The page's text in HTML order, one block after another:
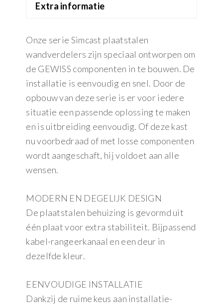
Extra informatie
Onze serie Simcast plaatstalen
wandverdelers zijn speciaal ontworpen om
de GEWISS componenten in te bouwen. De
installatie is eenvoudig en snel. Door de
opbouw van deze serie is er voor iedere
situatie een passende oplossing te maken
en is uitbreiding eenvoudig. Of deze kast
nu voorbedraad of met losse componenten
wordt aangeschaft, hij voldoet aan alle
wensen.
MODERN EN DEGELIJK DESIGN
De plaatstalen behuizing is gevormd uit
één plaat voor extra stabiliteit. Bijpassend
kabel-rangeerkanaal en een deur in
dezelfde kleur.
EENVOUDIGE INSTALLATIE
Dankzij de ruime keus aan installatie-